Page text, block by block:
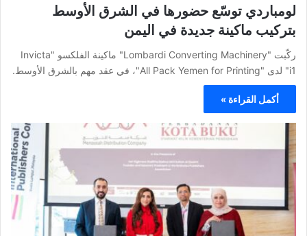
لومباردي توسّع حضورها في الشرق الأوسط
بتركيب ماكينة جديدة في اليمن
ركّبت "Lombardi Converting Machinery" ماكينة الفلكسو "Invicta
i1" لدى "All Pack Yemen for Printing"، في عقد مهم بالشرق الأوسط.
أكمل القراءة »